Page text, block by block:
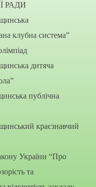
РАДИ
клубна система”
дитяча
публічна
краєзнавчий
України “Про
та